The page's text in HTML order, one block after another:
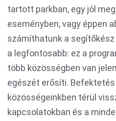
tartott parkban, egy jól
eseményben, vagy éppen
számíthatunk a
a legfontosabb: ez a
több közösségben van
egészét erősíti. Befektetés
közösségeinkben térül
kapcsolatokban és a